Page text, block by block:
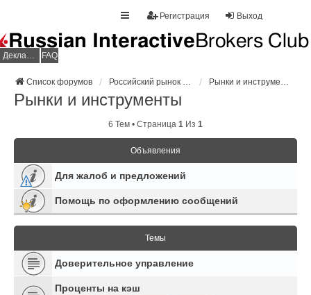
Выход
Регистрация
Декларация НДФЛ FAQ
Список форумов Российский рынок изнутри Рынки и инструменты
Рынки и инструменты
6 Тем • Страница 1 Из 1
Объявления
Для жалоб и предложений
Помощь по оформлению сообщений
Темы
Доверительное управление
Проценты на кэш